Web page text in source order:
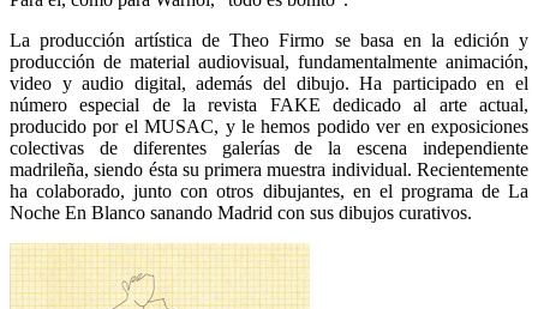
La producción artística de Theo Firmo se basa en la edición y
producción de material audiovisual, fundamentalmente animación,
video y audio digital, además del dibujo. Ha participado en el
número especial de la revista FAKE dedicado al arte actual,
producido por el MUSAC, y le hemos podido ver en exposiciones
colectivas de diferentes galerías de la escena independiente
madrileña, siendo ésta su primera muestra individual. Recientemente
ha colaborado, junto con otros dibujantes, en el programa de La
Noche En Blanco sanando Madrid con sus dibujos curativos.